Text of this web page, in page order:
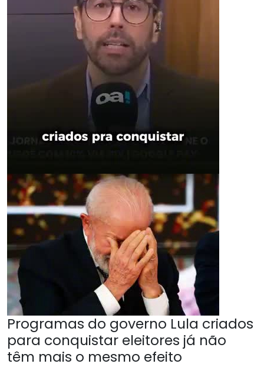
Programas do governo Lula criados
para conquistar eleitores já não
têm mais o mesmo efeito